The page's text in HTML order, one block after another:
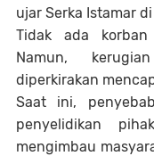
ujar Serka Istamar
Tidak ada
Namun,
diperkirakan
Saat ini,
penyelidikan
mengimbau